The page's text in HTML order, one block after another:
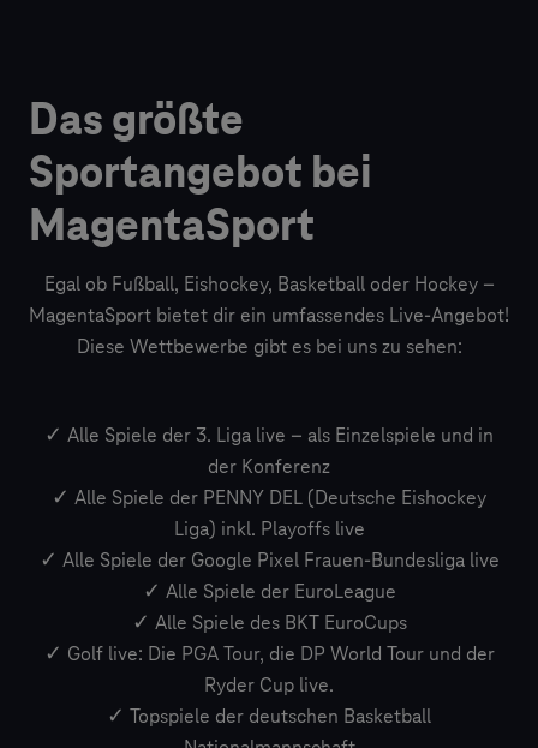
Das größte
Sportangebot bei
MagentaSport
Egal ob Fußball, Eishockey, Basketball oder Hockey –
MagentaSport bietet dir ein umfassendes Live-Angebot!
Diese Wettbewerbe gibt es bei uns zu sehen:
✓ Alle Spiele der 3. Liga live – als Einzelspiele und in
der Konferenz
✓ Alle Spiele der PENNY DEL (Deutsche Eishockey
Liga) inkl. Playoffs live
✓ Alle Spiele der Google Pixel Frauen-Bundesliga live
✓ Alle Spiele der EuroLeague
✓ Alle Spiele des BKT EuroCups
✓ Golf live: Die PGA Tour, die DP World Tour und der
Ryder Cup live.
✓ Topspiele der deutschen Basketball